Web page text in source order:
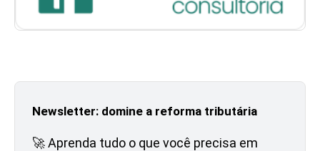
Newsletter: domine a reforma tributária
🚀 Aprenda tudo o que você precisa em